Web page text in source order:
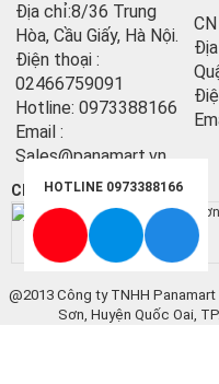
Địa chỉ:8/36 Trung
Hòa, Cầu Giấy, Hà Nội.
Điện thoại :
02466759091
Hotline: 0973388166
Email :
Sales@panamart.vn
Chứng nhận:
@2013 Công ty TNHH
Sơn, Huyện Quốc Oai,
HOTLINE 0973388166